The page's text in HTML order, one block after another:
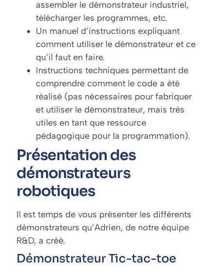
assembler le démonstrateur industriel,
télécharger les programmes, etc.
Un manuel d’instructions expliquant
comment utiliser le démonstrateur et ce
qu’il faut en faire.
Instructions techniques permettant de
comprendre comment le code a été
réalisé (pas nécessaires pour fabriquer
et utiliser le démonstrateur, mais très
utiles en tant que ressource
pédagogique pour la programmation).
Présentation des
démonstrateurs
robotiques
Il est temps de vous présenter les différents
démonstrateurs qu’Adrien, de notre équipe
R&D, a créé.
Démonstrateur Tic-tac-toe